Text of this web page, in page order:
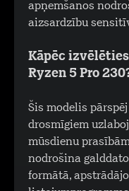
apņemšanos
aizsardzību
Kāpēc izvēlēties
Ryzen 5 Pro
Šis modelis
drosmīgiem
mūsdienu
nodrošina
formātā,